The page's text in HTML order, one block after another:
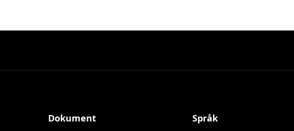
Dokument Språk